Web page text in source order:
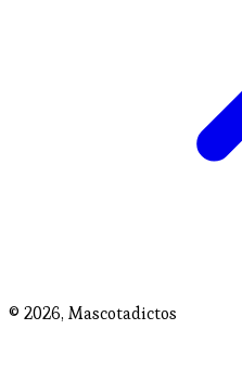
© 2026, Mascotadictos